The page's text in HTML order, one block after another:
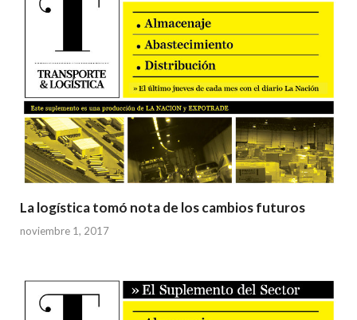
La logística tomó nota de los cambios futuros
noviembre 1, 2017